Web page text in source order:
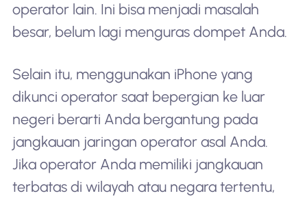
operator lain. Ini bisa menjadi masalah
besar, belum lagi menguras dompet Anda.
Selain itu, menggunakan iPhone yang
dikunci operator saat bepergian ke luar
negeri berarti Anda bergantung pada
jangkauan jaringan operator asal Anda.
Jika operator Anda memiliki jangkauan
terbatas di wilayah atau negara tertentu,